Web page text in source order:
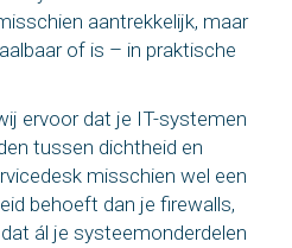
aantrekkelijk, maar
of is – in praktische
ervoor dat je IT-systemen
tussen dichtheid en
misschien wel een
behoeft dan je firewalls,
ál je systeemonderdelen